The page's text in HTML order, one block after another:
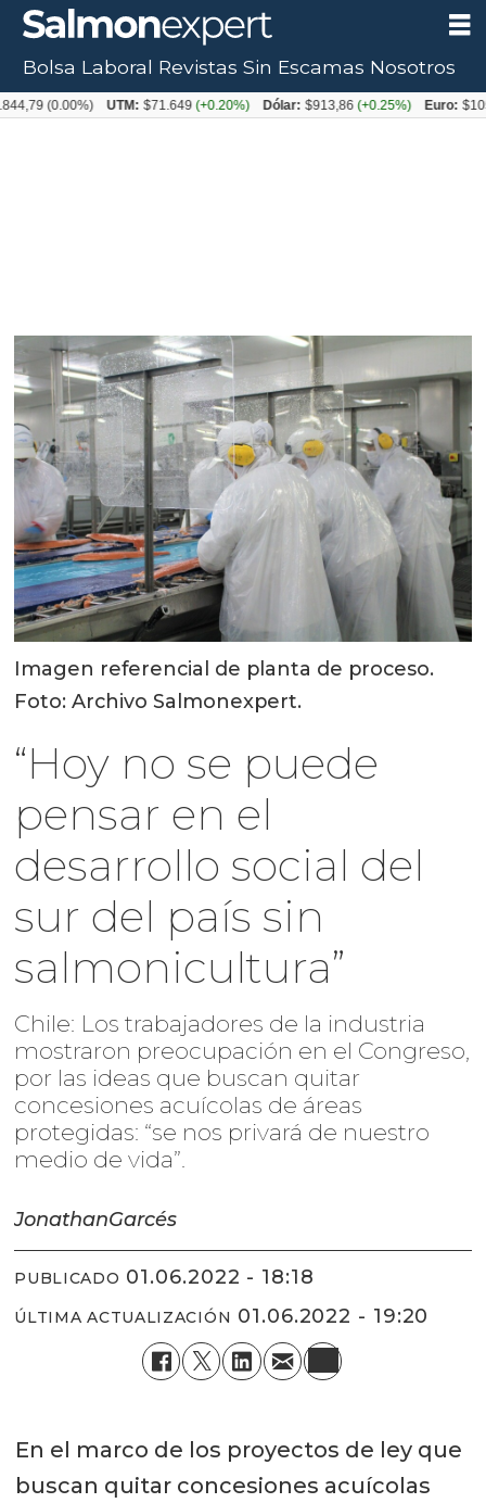
Imagen referencial de planta de proceso.
Foto: Archivo Salmonexpert.
“Hoy no se puede
pensar en el
desarrollo social del
sur del país sin
salmonicultura”
Chile: Los trabajadores de la industria
mostraron preocupación en el Congreso,
por las ideas que buscan quitar
concesiones acuícolas de áreas
protegidas: “se nos privará de nuestro
medio de vida”.
JonathanGarcés
PUBLICADO 01.06.2022 - 18:18
ÚLTIMA ACTUALIZACIÓN 01.06.2022 - 19:20
En el marco de los proyectos de ley que
buscan quitar concesiones acuícolas
Bolsa Laboral Revistas Sin Escamas Nosotros
UTM: $71.649(+0.20%) Dólar: $913,86(+0.25%) Euro: $1053,08(-